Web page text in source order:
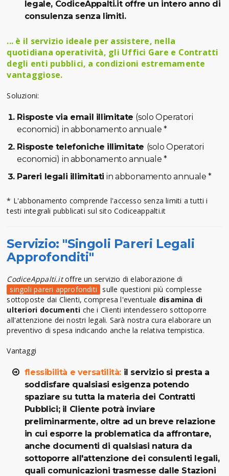
legale, CodiceAppalti.it offre un intero anno di
consulenza senza limiti.
... è il servizio ideale per assistere, nella
quotidiana operatività, gli Uffici Gare e Contratti
degli enti pubblici, a condizioni estremamente
vantaggiose.
Soluzioni:
Risposte via email illimitate (solo Operatori
economici) in abbonamento annuale *
Risposte telefoniche illimitate (solo Operatori
economici) in abbonamento annuale *
Pareri legali illimitati in abbonamento annuale *
* L'abbonamento comprende l'accesso senza limiti a tutti i
testi integrali pubblicati sul sito Codiceappalti.it
Servizio: "Singoli Pareri Legali
Approfonditi"
CodiceAppalti.itoffre un servizio di elaborazione di
singoli pareri approfonditi
sulle questioni più complesse
sottoposte dai Clienti, compresa l'eventuale disamina di
ulteriori documenti che i Clienti intendessero sottoporre
all'attenzione dei nostri legali. Sarà nostra cura elaborare un
preventivo di spesa indicando anche la relativa tempistica.
Vantaggi
flessibilità e versatilità:il servizio si presta a
soddisfare qualsiasi esigenza potendo
spaziare su tutta la materia dei Contratti
Pubblici; il Cliente potrà inviare
preliminarmente, oltre ad un breve relazione
in cui esporre la problematica da affrontare,
anche documenti di qualsiasi natura da
sottoporre all'attenzione dei consulenti legali,
quali comunicazioni trasmesse dalle Stazioni